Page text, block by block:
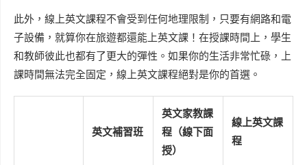
此外，線上英文課程不會受到任何地理限制，只要有網路和電
子設備，就算你在旅遊都還能上英文課！在授課時間上，學生
和教師彼此也都有了更大的彈性。如果你的生活非常忙碌，上
課時間無法完全固定，線上英文課程絕對是你的首選。
英文補習班
英文家教課
程 （線下面
授）
線上英文課
程